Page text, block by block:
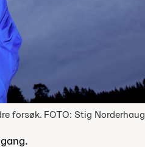
forsøk. FOTO: Stig Norderhaug